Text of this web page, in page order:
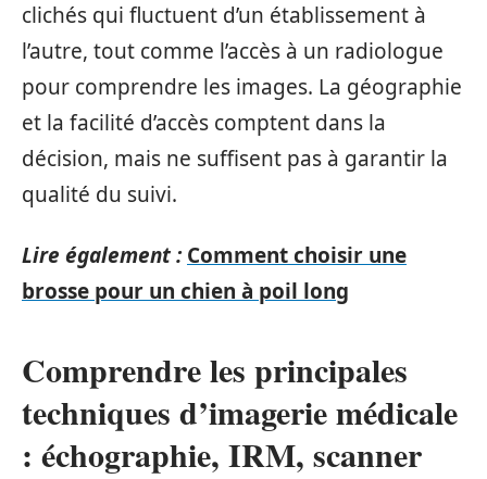
clichés qui fluctuent d’un établissement à
l’autre, tout comme l’accès à un radiologue
pour comprendre les images. La géographie
et la facilité d’accès comptent dans la
décision, mais ne suffisent pas à garantir la
qualité du suivi.
Lire également : Comment choisir une
brosse pour un chien à poil long
Comprendre les principales
techniques d’imagerie médicale
: échographie, IRM, scanner